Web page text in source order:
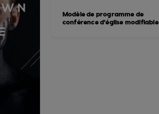
Modèle de programme de
conférence d'église modifiable